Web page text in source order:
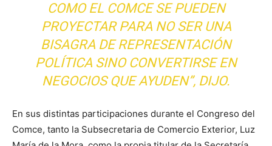
COMO EL COMCE SE PUEDEN
PROYECTAR PARA NO SER UNA
BISAGRA DE REPRESENTACIÓN
POLÍTICA SINO CONVERTIRSE EN
NEGOCIOS QUE AYUDEN”, DIJO.
En sus distintas participaciones durante el Congreso del
Comce, tanto la Subsecretaria de Comercio Exterior, Luz